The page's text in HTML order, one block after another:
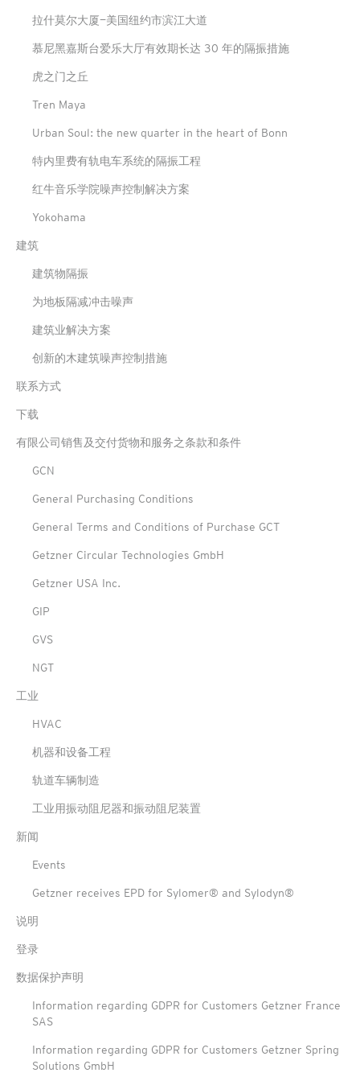
拉什莫尔大厦—美国纽约市滨江大道
慕尼黑嘉斯台爱乐大厅有效期长达 30 年的隔振措施
虎之门之丘
Tren Maya
Urban Soul: the new quarter in the heart of Bonn
特内里费有轨电车系统的隔振工程
红牛音乐学院噪声控制解决方案
Yokohama
建筑
建筑物隔振
为地板隔减冲击噪声
建筑业解决方案
创新的木建筑噪声控制措施
联系方式
下载
有限公司销售及交付货物和服务之条款和条件
GCN
General Purchasing Conditions
General Terms and Conditions of Purchase GCT
Getzner Circular Technologies GmbH
Getzner USA Inc.
GIP
GVS
NGT
工业
HVAC
机器和设备工程
轨道车辆制造
工业用振动阻尼器和振动阻尼装置
新闻
Events
Getzner receives EPD for Sylomer® and Sylodyn®
说明
登录
数据保护声明
Information regarding GDPR for Customers Getzner France
SAS
Information regarding GDPR for Customers Getzner Spring
Solutions GmbH